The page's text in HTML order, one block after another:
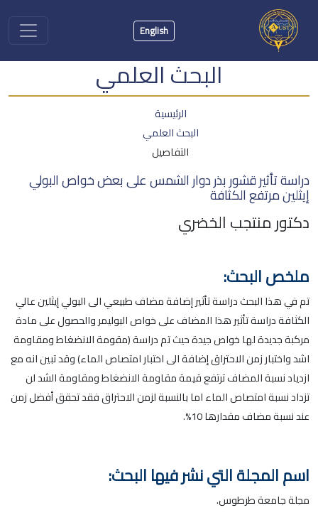
English
البحث العلمي
الرئيسية
البحث العلمي
التفاصيل
دراسة تأثير قشور بذر دوار الشمس على بعض خواص البولي
إيثلين مرتفع الكثافة
دكتور منتجب الخضري
ملخص البحث:
تم في هذا البحث دراسة تأثير إضافة مضاف طبيعي الى البولي إيثلين عالي
الكثافة دراسة تأثير هذا المضاف على خواص البوليمر والحصول على مادة
مركبة جديدة لها خواص جيدة حيث تم دراسة (مقومة الانضغاط ومقاومة
اشد واختبار زمن الاحتراق إضافة الى اختبار امتصاص الماء) وقد تبين انه مع
ازدياد نسبة المضاف ترتفع قيمة مقاومة الانضغاط ومقاومة الشد لن
تزداد نسبة امتصاص الماء اما بالنسبة لزمن الاحتراق فقد تحقق أفضل زمن
عند نسبة مضاف مقدارها 10%.
اسم المجلة التي نشر فيها البحث:
مجلة جامعة طرطوس.